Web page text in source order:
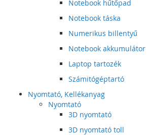
Notebook hűtőpad
Notebook táska
Numerikus billentyű
Notebook akkumulátor
Laptop tartozék
Számitógéptartó
Nyomtató, Kellékanyag
Nyomtató
3D nyomtató
3D nyomtató toll